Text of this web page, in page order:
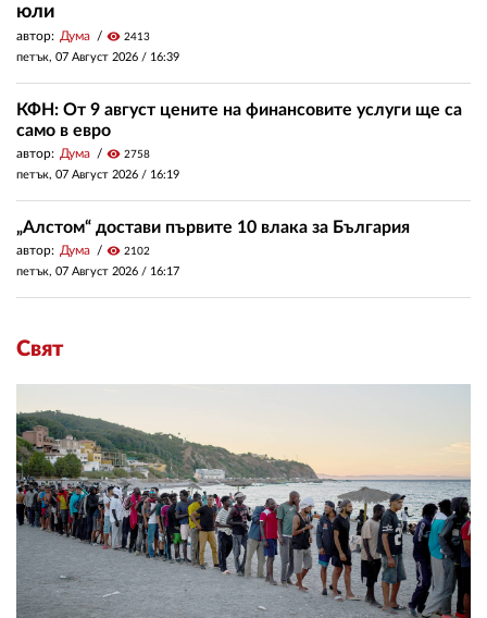
юли
автор: Дума visibility 2413
петък, 07 Август 2026 / 16:39
КФН: От 9 август цените на финансовите услуги ще са
само в евро
автор: Дума visibility 2758
петък, 07 Август 2026 / 16:19
„Алстом“ достави първите 10 влака за България
автор: Дума visibility 2102
петък, 07 Август 2026 / 16:17
Свят